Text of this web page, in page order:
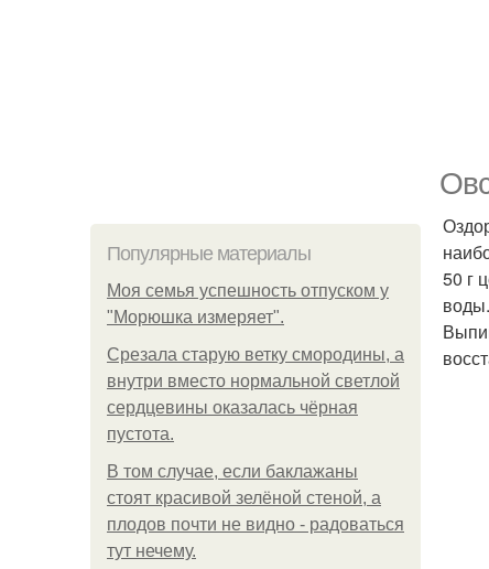
Популярные материалы
Моя семья успешность отпуском у
"Морюшка измеряет".
Срезала старую ветку смородины, а
внутри вместо нормальной светлой
сердцевины оказалась чёрная
пустота.
В том случае, если баклажаны
стоят красивой зелёной стеной, а
плодов почти не видно - радоваться
тут нечему.
50 г
воды.